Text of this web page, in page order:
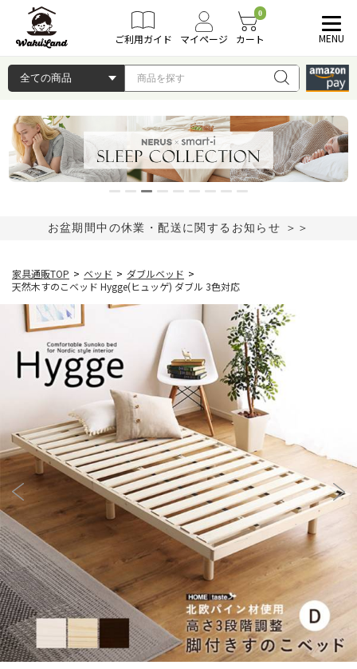
ご利用ガイド マイページ
0
カート MENU
お盆期間中の休業・配送に関するお知らせ ＞＞
家具通販TOP > ベッド > ダブルベッド >
天然木すのこベッド Hygge(ヒュッゲ) ダブル 3色対応